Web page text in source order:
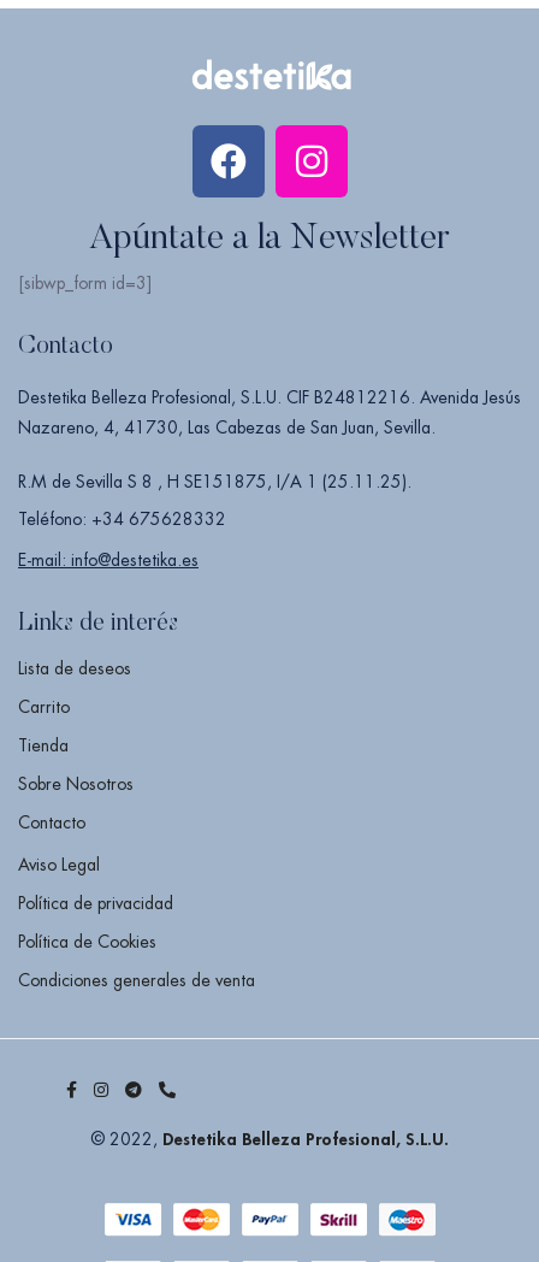
Apúntate a la Newsletter
[sibwp_form id=3]
Contacto
Destetika Belleza Profesional, S.L.U. CIF B24812216. Avenida Jesús
Nazareno, 4, 41730, Las Cabezas de San Juan, Sevilla.
R.M de Sevilla S 8 , H SE151875, I/A 1 (25.11.25).
Teléfono: +34 675628332
E-mail: info@destetika.es
Links de interés
Lista de deseos
Carrito
Tienda
Sobre Nosotros
Contacto
Aviso Legal
Política de privacidad
Política de Cookies
Condiciones generales de venta
© 2022, Destetika Belleza Profesional, S.L.U.